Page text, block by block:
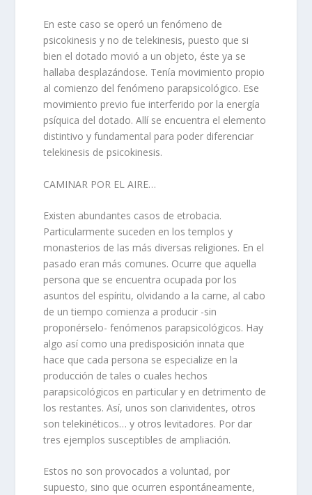
En este caso se operó un fenómeno de
psicokinesis y no de telekinesis, puesto que si
bien el dotado movió a un objeto, éste ya se
hallaba desplazándose. Tenía movimiento propio
al comienzo del fenómeno parapsicológico. Ese
movimiento previo fue interferido por la energía
psíquica del dotado. Allí se encuentra el elemento
distintivo y fundamental para poder diferenciar
telekinesis de psicokinesis.
CAMINAR POR EL AIRE…
Existen abundantes casos de etrobacia.
Particularmente suceden en los templos y
monasterios de las más diversas religiones. En el
pasado eran más comunes. Ocurre que aquella
persona que se encuentra ocupada por los
asuntos del espíritu, olvidando a la carne, al cabo
de un tiempo comienza a producir -sin
proponérselo- fenómenos parapsicológicos. Hay
algo así como una predisposición innata que
hace que cada persona se especialize en la
producción de tales o cuales hechos
parapsicológicos en particular y en detrimento de
los restantes. Así, unos son clarividentes, otros
son telekinéticos… y otros levitadores. Por dar
tres ejemplos susceptibles de ampliación.
Estos no son provocados a voluntad, por
supuesto, sino que ocurren espontáneamente,